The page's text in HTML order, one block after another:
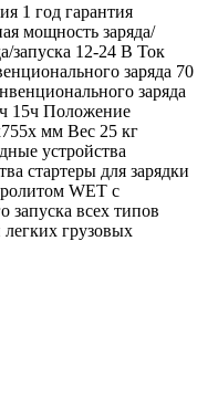
1 год гарантия
мощность заряда/
запуска 12-24 В Ток
заряда 70
заряда
15ч Положение
мм Вес 25 кг
устройства
стартеры для зарядки
WET с
запуска всех типов
грузовых